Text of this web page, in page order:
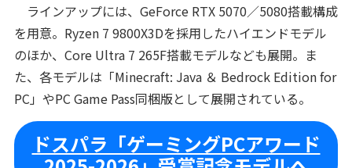
ラインアップには、GeForce RTX 5070／5080搭載構成
を用意。Ryzen 7 9800X3Dを採用したハイエンドモデル
のほか、Core Ultra 7 265F搭載モデルなども展開。ま
た、各モデルは「Minecraft: Java ＆ Bedrock Edition for
PC」やPC Game Pass同梱版として展開されている。
ドスパラ「ゲーミングPCアワード